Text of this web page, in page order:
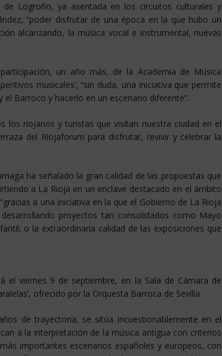
Logroño, ya asentada en los circuitos culturales y
“poder disfrutar de una época en la que hubo un
alcanzando, la música vocal e instrumental, nuevas
un año más, de la Academia de Música
musicales’, “sin duda, una iniciativa que permite
Barroco y hacerlo en un escenario diferente”.
los riojanos y turistas que visitan nuestra ciudad en el
del Riojaforum para disfrutar, revivir y celebrar la
ha señalado la gran calidad de las propuestas que
a La Rioja en un enclave destacado en el ámbito
a una iniciativa en la que el Gobierno de La Rioja
proyectos tan consolidados como Mayo
o la extraordinaria calidad de las exposiciones que
el viernes 9 de septiembre, en la Sala de Cámara de
ofrecido por la Orquesta Barroca de Sevilla.
de trayectoria, se sitúa incuestionablemente en el
a la interpretación de la música antigua con criterios
importantes escenarios españoles y europeos, con